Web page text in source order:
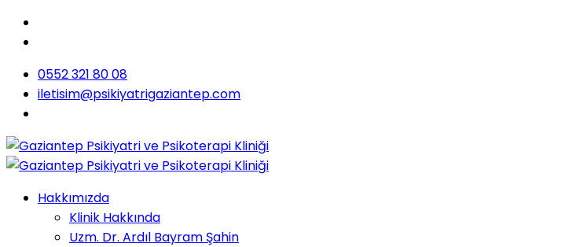
0552 321 80 08
iletisim@psikiyatrigaziantep.com
Hakkımızda
Klinik Hakkında
Uzm. Dr. Ardıl Bayram Şahin